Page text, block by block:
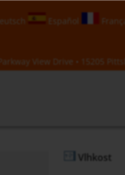
Español
View Drive • 15205
Vlhkost